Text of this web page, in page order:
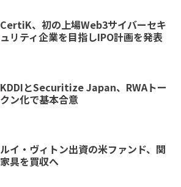
CertiK、初の上場Web3サイバーセキ
ュリティ企業を目指しIPO計画を発表
KDDIとSecuritize Japan、RWAトー
クン化で基本合意
ルイ・ヴィトン出資の米ファンド、関
家具を買収へ